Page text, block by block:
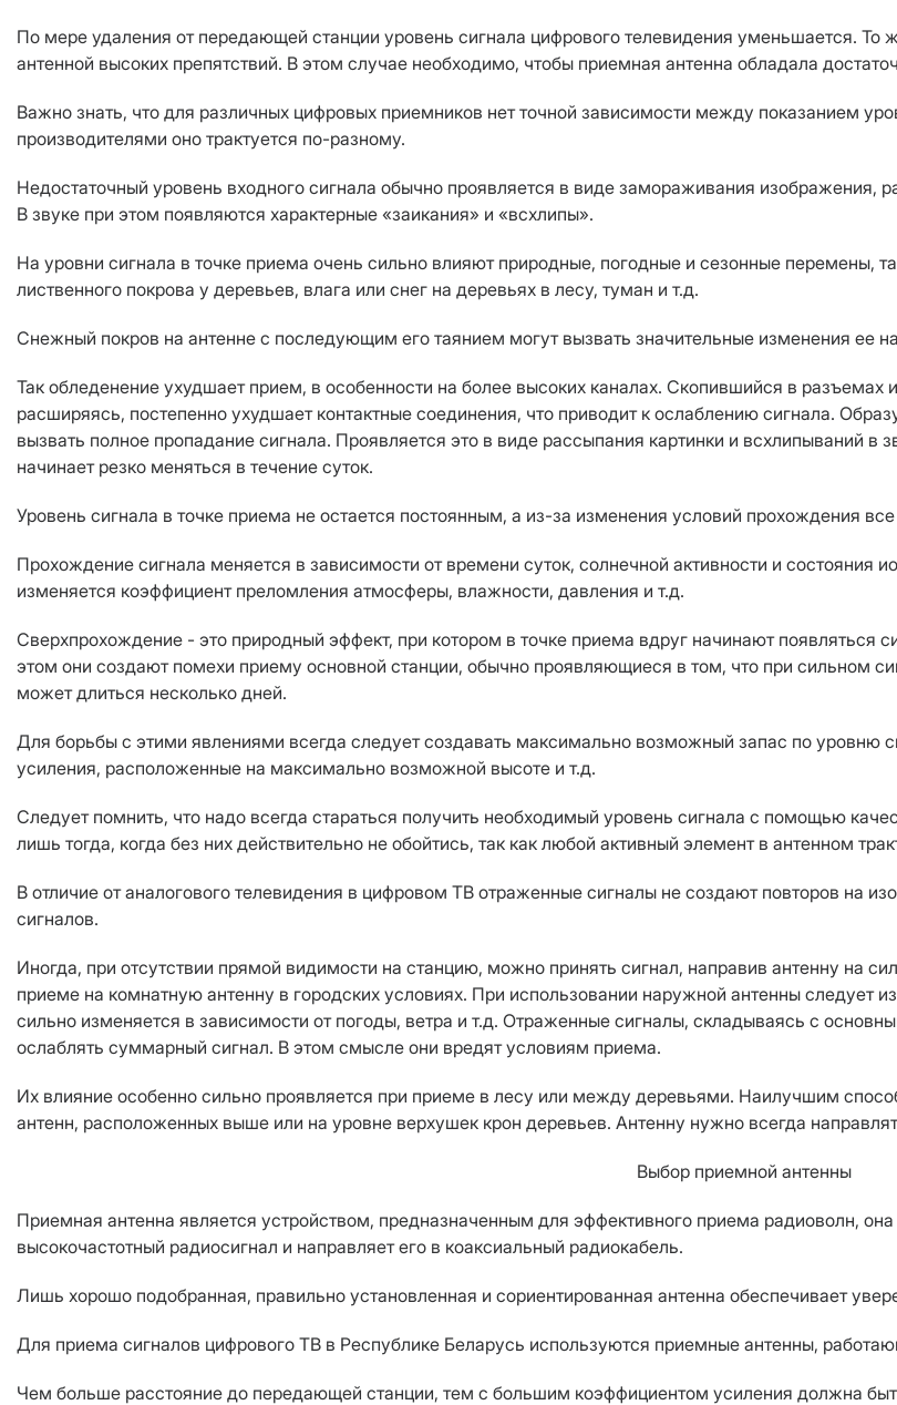
По мере удаления от передающей станции уровень сигнала цифрового телевидения уменьшается.
антенной высоких препятствий. В этом случае необходимо, чтобы приемная антенна обладала
Важно знать, что для различных цифровых приемников нет точной зависимости между показанием
производителями оно трактуется по-разному.
Недостаточный уровень входного сигнала обычно проявляется в виде замораживания изображения,
В звуке при этом появляются характерные «заикания» и «всхлипы».
На уровни сигнала в точке приема очень сильно влияют природные, погодные и сезонные перемены,
лиственного покрова у деревьев, влага или снег на деревьях в лесу, туман и т.д.
Снежный покров на антенне с последующим его таянием могут вызвать значительные изменения ее
Так обледенение ухудшает прием, в особенности на более высоких каналах. Скопившийся в разъемах
расширяясь, постепенно ухудшает контактные соединения, что приводит к ослаблению сигнала.
вызвать полное пропадание сигнала. Проявляется это в виде рассыпания картинки и всхлипываний в
начинает резко меняться в течение суток.
Уровень сигнала в точке приема не остается постоянным, а из-за изменения условий прохождения
Прохождение сигнала меняется в зависимости от времени суток, солнечной активности и состояния
изменяется коэффициент преломления атмосферы, влажности, давления и т.д.
Сверхпрохождение - это природный эффект, при котором в точке приема вдруг начинают появляться
этом они создают помехи приему основной станции, обычно проявляющиеся в том, что при сильном
может длиться несколько дней.
Для борьбы с этими явлениями всегда следует создавать максимально возможный запас по уровню
усиления, расположенные на максимально возможной высоте и т.д.
Следует помнить, что надо всегда стараться получить необходимый уровень сигнала с помощью
лишь тогда, когда без них действительно не обойтись, так как любой активный элемент в антенном
В отличие от аналогового телевидения в цифровом ТВ отраженные сигналы не создают повторов на
сигналов.
Иногда, при отсутствии прямой видимости на станцию, можно принять сигнал, направив антенну на
приеме на комнатную антенну в городских условиях. При использовании наружной антенны следует
сильно изменяется в зависимости от погоды, ветра и т.д. Отраженные сигналы, складываясь с
ослаблять суммарный сигнал. В этом смысле они вредят условиям приема.
Их влияние особенно сильно проявляется при приеме в лесу или между деревьями. Наилучшим
антенн, расположенных выше или на уровне верхушек крон деревьев. Антенну нужно всегда
Выбор приемной антенны
Приемная антенна является устройством, предназначенным для эффективного приема радиоволн,
высокочастотный радиосигнал и направляет его в коаксиальный радиокабель.
Лишь хорошо подобранная, правильно установленная и сориентированная антенна обеспечивает
Для приема сигналов цифрового ТВ в Республике Беларусь используются приемные антенны,
Чем больше расстояние до передающей станции, тем с большим коэффициентом усиления должна